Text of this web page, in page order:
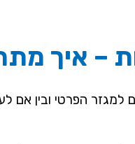
– איך
למגזר הפרטי ובין